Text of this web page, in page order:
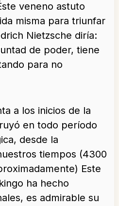
veneno astuto
misma para triunfar
Nietzsche diría:
de poder, tiene
para no
a los inicios de la
en todo período
desde la
tiempos (4300
Este
ha hecho
es admirable su